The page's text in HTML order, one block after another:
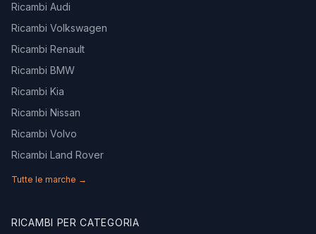
Ricambi Audi
Ricambi Volkswagen
Ricambi Renault
Ricambi BMW
Ricambi Kia
Ricambi Nissan
Ricambi Volvo
Ricambi Land Rover
Tutte le marche →
RICAMBI PER CATEGORIA